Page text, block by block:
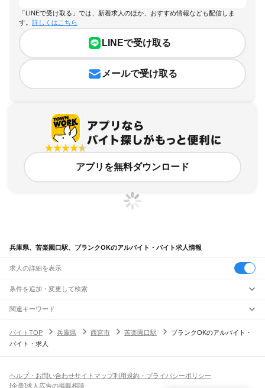
「LINEで受け取る」では、新着求人のほか、おすすめ情報なども配信しま
す。 詳しくはこちら
LINEで受け取る
メールで受け取る
アプリを無料ダウンロード
兵庫県、苦楽園口駅、ブランクOKのアルバイト・バイト求人情報
求人の詳細を表示
条件を追加・変更して検索
市区町村を追加・変更
兵庫県すべて
神戸市
西脇市宝塚市三木市高砂市川西市小野市三田市加西市丹波篠山市
駅を追加・変更
JR神戸線(神戸～姫路)
職種を追加・変更
飲食・フードサービスすべて
ホールスタッフキッチンスタッフ
人気
関連キーワード
バイトTOP
兵庫県 西宮市 苦楽園口駅
ブランクOKのアルバイト・
バイト・求人
ヘルプ・お問い合わせサイトマップ利用規約・プライバシーポリシー
[企業]求人広告の掲載相談